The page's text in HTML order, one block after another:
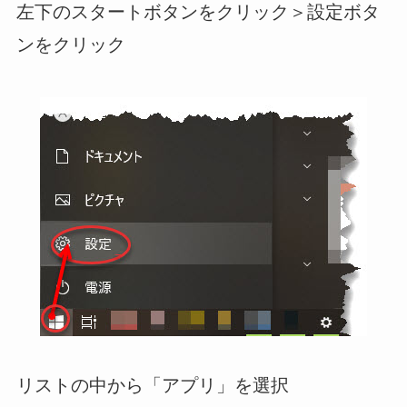
左下のスタートボタンをクリック＞設定ボタ
ンをクリック
リストの中から「アプリ」を選択